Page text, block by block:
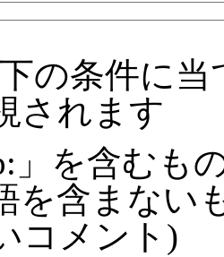
の条件に
されます
」を含むも
を含まない
コメント)